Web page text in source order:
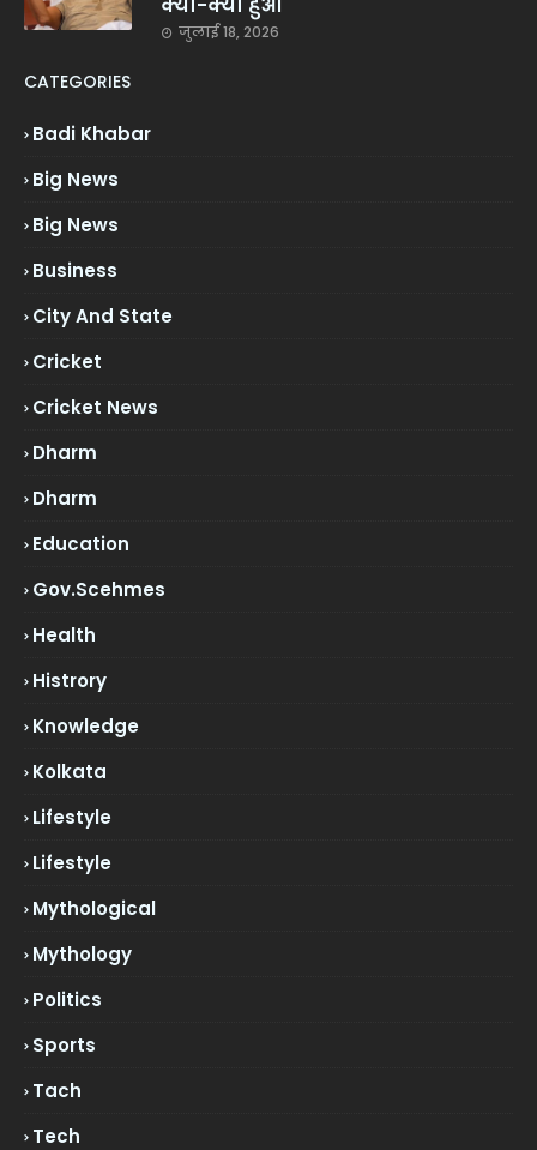
जुलाई 18, 2026
CATEGORIES
Badi Khabar
Big News
Big News
Business
City And State
Cricket
Cricket News
Dharm
Dharm
Education
Gov.scehmes
Health
Histrory
Knowledge
Kolkata
Lifestyle
Lifestyle
Mythological
Mythology
Politics
Sports
Tach
Tech